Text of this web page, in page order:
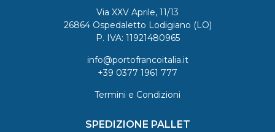
Via XXV Aprile, 11/13
26864 Ospedaletto Lodigiano (LO)
P. IVA: 11921480965
info@portofrancoitalia.it
+39 0377 1961 777
Termini e Condizioni
SPEDIZIONE PALLET